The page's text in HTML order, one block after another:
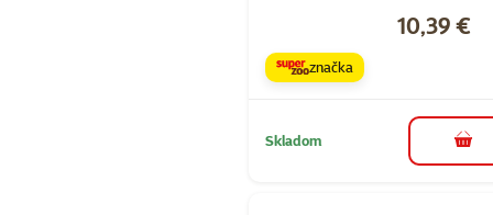
Cena
10,39 €
značka
Skladom do